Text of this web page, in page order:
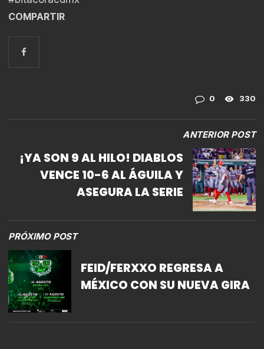
COMPARTIR
0 330
ANTERIOR POST
¡YA SON 9 AL HILO! DIABLOS
VENCE 10-6 AL ÁGUILA Y
ASEGURA LA SERIE
PRÓXIMO POST
FEID/FERXXO REGRESA A
MÉXICO CON SU NUEVA GIRA